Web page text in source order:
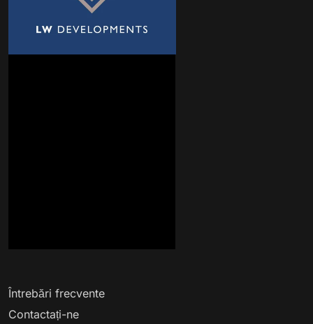
Întrebări frecvente
Contactați-ne